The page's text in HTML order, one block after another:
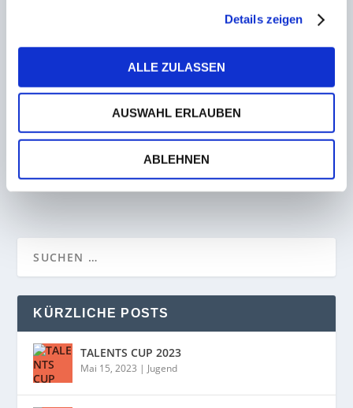
Details zeigen
ALLE ZULASSEN
AUSWAHL ERLAUBEN
ABLEHNEN
Sechs Tore, drei Elfmeter & Verlängerung – März
& Dakaj sorgen für Eppelborner Spektakel
Nach Sieg am grünen Tisch! Homburg bejubelt
KÜRZLICHE POSTS
TALENTS CUP 2023
Mai 15, 2023 | Jugend